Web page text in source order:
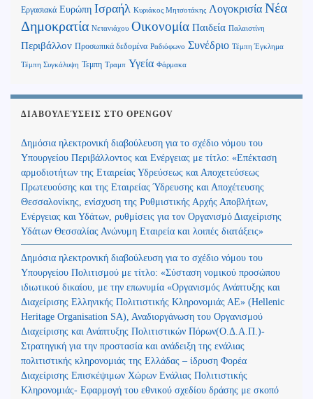
Εργασιακά Ευρώπη Ισραήλ Κυριάκος Μητσοτάκης Λογοκρισία Νέα
Δημοκρατία Νετανιάχου Οικονομία Παιδεία Παλαιστίνη
Περιβάλλον Προσωπικά δεδομένα Ραδιόφωνο Συνέδριο Τέμπη Έγκλημα
Τέμπη Συγκάλυψη Τεμπη Τραμπ Υγεία Φάρμακα
ΔΙΑΒΟΥΛΕΎΣΕΙΣ ΣΤΟ OPENGOV
Δημόσια ηλεκτρονική διαβούλευση για το σχέδιο νόμου του
Υπουργείου Περιβάλλοντος και Ενέργειας με τίτλο: «Επέκταση
αρμοδιοτήτων της Εταιρείας Υδρεύσεως και Αποχετεύσεως
Πρωτευούσης και της Εταιρείας Ύδρευσης και Αποχέτευσης
Θεσσαλονίκης, ενίσχυση της Ρυθμιστικής Αρχής Αποβλήτων,
Ενέργειας και Υδάτων, ρυθμίσεις για τον Οργανισμό Διαχείρισης
Υδάτων Θεσσαλίας Ανώνυμη Εταιρεία και λοιπές διατάξεις»
Δημόσια ηλεκτρονική διαβούλευση για το σχέδιο νόμου του
Υπουργείου Πολιτισμού με τίτλο: «Σύσταση νομικού προσώπου
ιδιωτικού δικαίου, με την επωνυμία «Οργανισμός Ανάπτυξης και
Διαχείρισης Ελληνικής Πολιτιστικής Κληρονομιάς ΑΕ» (Hellenic
Heritage Organisation SA), Αναδιοργάνωση του Οργανισμού
Διαχείρισης και Ανάπτυξης Πολιτιστικών Πόρων(Ο.Δ.Α.Π.)-
Στρατηγική για την προστασία και ανάδειξη της ενάλιας
πολιτιστικής κληρονομιάς της Ελλάδας – ίδρυση Φορέα
Διαχείρισης Επισκέψιμων Χώρων Ενάλιας Πολιτιστικής
Κληρονομιάς- Εφαρμογή του εθνικού σχεδίου δράσης με σκοπό